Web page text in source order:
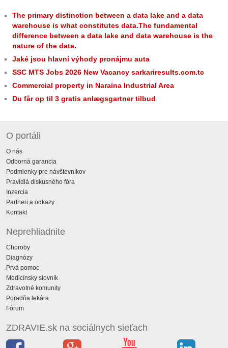
The primary distinction between a data lake and a data
warehouse is what constitutes data.The fundamental
difference between a data lake and data warehouse is the
nature of the data.
Jaké jsou hlavní výhody pronájmu auta
SSC MTS Jobs 2026 New Vacancy sarkariresults.com.tc
Commercial property in Naraina Industrial Area
Du får op til 3 gratis anlægsgartner tilbud
O portáli
O nás
Odborná garancia
Podmienky pre návštevníkov
Pravidlá diskusného fóra
Inzercia
Partneri a odkazy
Kontakt
Neprehliadnite
Choroby
Diagnózy
Prvá pomoc
Medicínsky slovník
Zdravotné komunity
Poradňa lekára
Fórum
ZDRAVIE.sk na sociálnych sieťach